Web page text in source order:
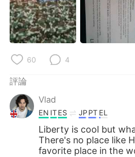
60 4
評論
Vlad
EN ITES JPPT EL
Liberty is cool but
There's no place like
favorite place in the